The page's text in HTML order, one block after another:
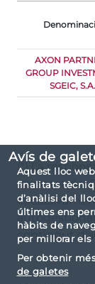
Avís de
Aquest lloc
finalitats
d’anàlisi del
últimes ens
hàbits de
per millorar els
Per obtenir
de galetes
AXON
GROUP
SGEIC, S.A.
(*) La
veracitat del
contingut